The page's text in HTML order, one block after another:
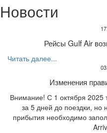
Новости
Рейсы Gulf Air
Читать далее...
Изменения
Внимание! С 1 октября
за 5 дней до поездки, но
прибытия необходимо